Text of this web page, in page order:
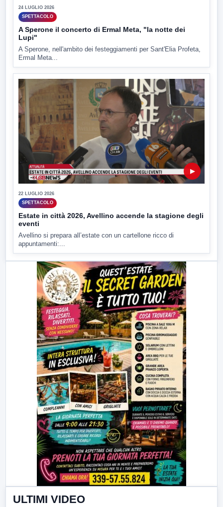
24 LUGLIO 2026
SPETTACOLO
A Sperone il concerto di Ermal Meta, "la notte dei
Lupi"
A Sperone, nell'ambito dei festeggiamenti per Sant'Elia Profeta,
Ermal Meta...
▶
22 LUGLIO 2026
SPETTACOLO
Estate in città 2026, Avellino accende la stagione degli
eventi
Avellino si prepara all’estate con un cartellone ricco di
appuntamenti:...
ULTIMI VIDEO